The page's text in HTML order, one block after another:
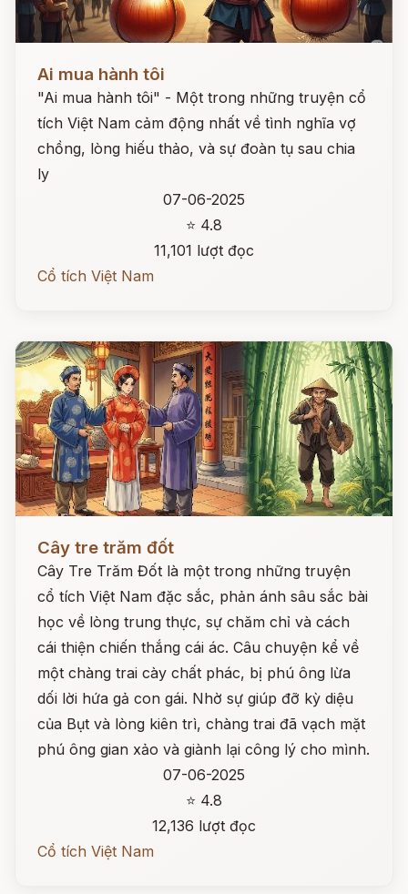
Ai mua hành tôi
"Ai mua hành tôi" - Một trong những truyện cổ
tích Việt Nam cảm động nhất về tình nghĩa vợ
chồng, lòng hiếu thảo, và sự đoàn tụ sau chia
ly
07-06-2025
⭐ 4.8
11,101 lượt đọc
Cổ tích Việt Nam
Cây tre trăm đốt
Cây Tre Trăm Đốt là một trong những truyện
cổ tích Việt Nam đặc sắc, phản ánh sâu sắc bài
học về lòng trung thực, sự chăm chỉ và cách
cái thiện chiến thắng cái ác. Câu chuyện kể về
một chàng trai cày chất phác, bị phú ông lừa
dối lời hứa gả con gái. Nhờ sự giúp đỡ kỳ diệu
của Bụt và lòng kiên trì, chàng trai đã vạch mặt
phú ông gian xảo và giành lại công lý cho mình.
07-06-2025
⭐ 4.8
12,136 lượt đọc
Cổ tích Việt Nam